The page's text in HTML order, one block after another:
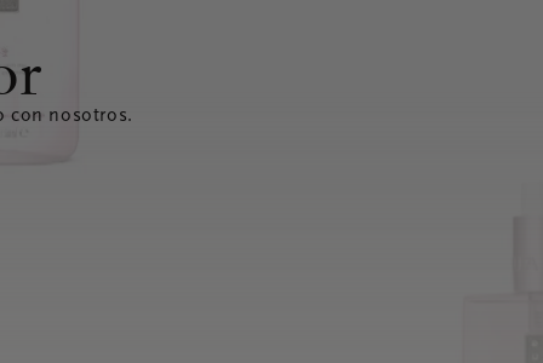
con nosotros.